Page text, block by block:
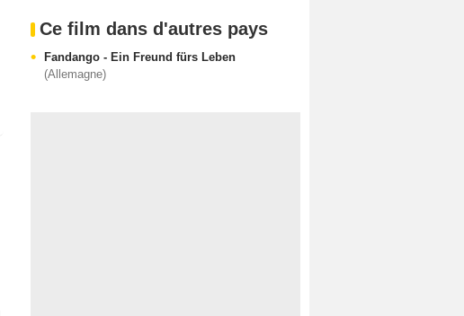
Ce film dans d'autres pays
Fandango - Ein Freund fürs Leben
(Allemagne)